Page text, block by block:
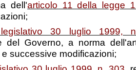
dell'articolo 11 della legge
30 luglio 1999,
del Governo, a norma
successive modificazioni;